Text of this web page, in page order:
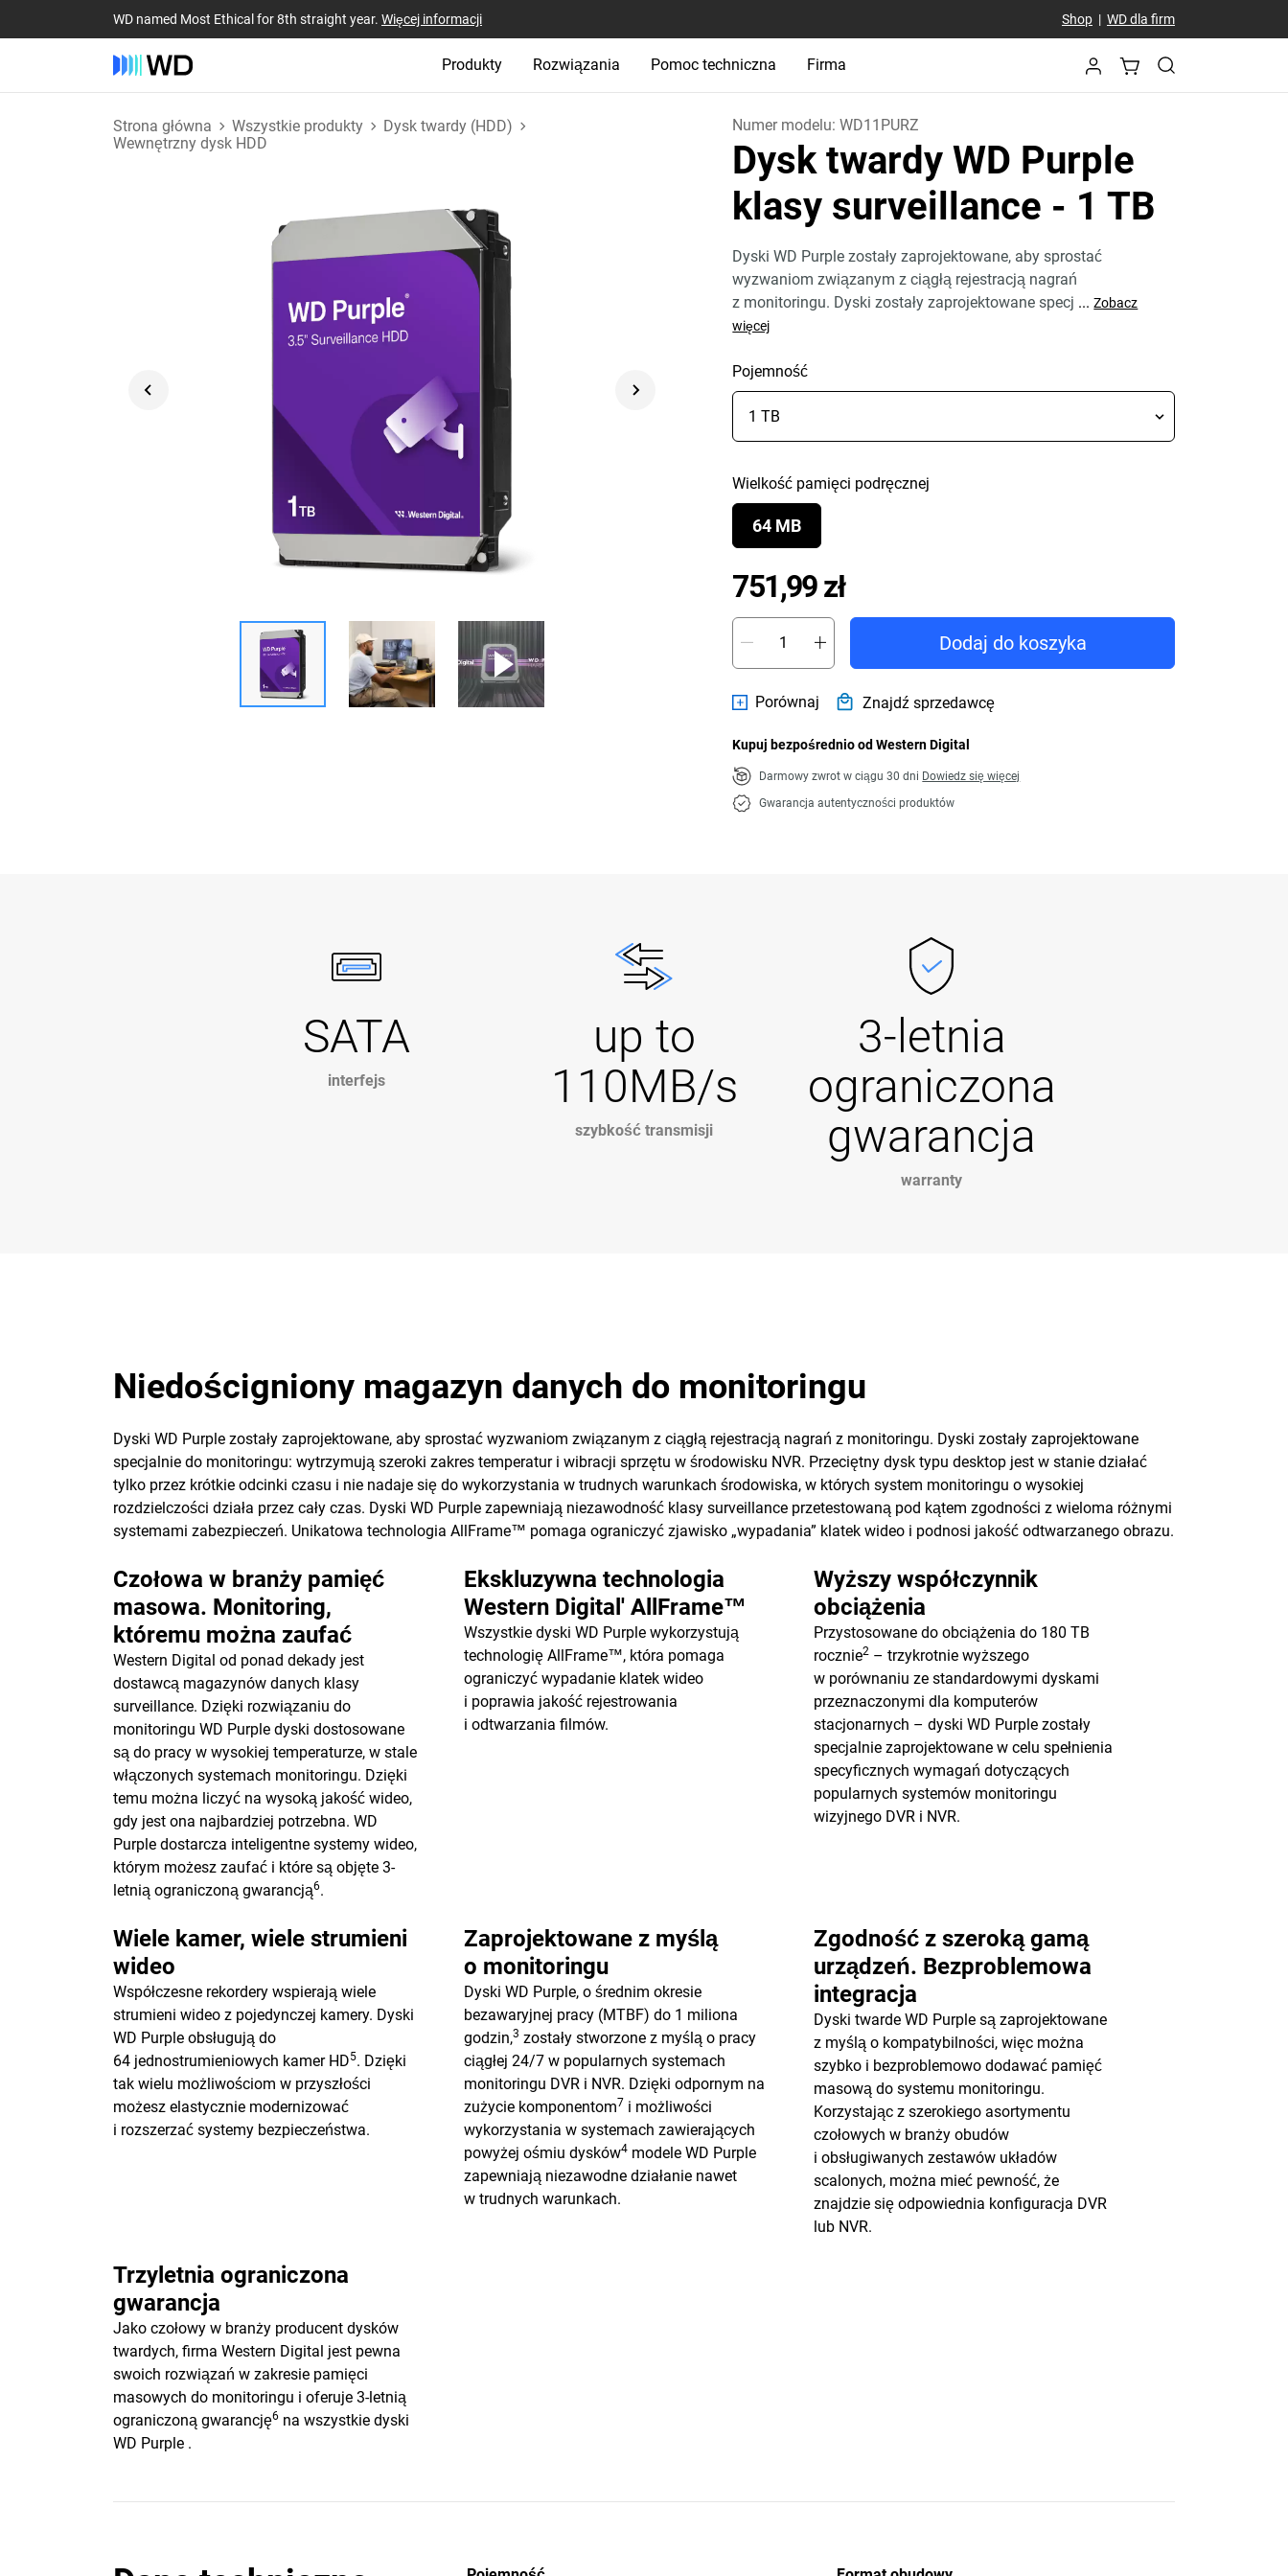
WD named Most Ethical for 8th straight year. Więcej informacji Shop| WD dla firm
Produkty Rozwiązania Pomoc techniczna Firma
Strona główna Wszystkie produkty
Dysk twardy (HDD)
Wewnętrzny dysk HDD
Numer modelu:WD11PURZ
Dysk twardy WD Purple
klasy surveillance - 1 TB
Dyski WD Purple zostały zaprojektowane, aby sprostać
wyzwaniom związanym z ciągłą rejestracją nagrań
z monitoringu. Dyski zostały zaprojektowane specj ... Zobacz
więcej
Pojemność
Wielkość pamięci podręcznej
64 MB
751,99 złPrice 751,99 zł
Dodaj do koszyka
Porównaj Znajdź sprzedawcę
Kupuj bezpośrednio od Western Digital
Darmowy zwrot w ciągu 30 dni Dowiedz się więcej
Gwarancja autentyczności produktów
SATA
interfejs
up to
110MB/s
szybkość transmisji
3-letnia
ograniczona
gwarancja
warranty
Niedościgniony magazyn danych do monitoringu
Dyski WD Purple zostały zaprojektowane, aby sprostać wyzwaniom związanym z ciągłą rejestracją nagrań z monitoringu. Dyski zostały zaprojektowane
specjalnie do monitoringu: wytrzymują szeroki zakres temperatur i wibracji sprzętu w środowisku NVR. Przeciętny dysk typu desktop jest w stanie działać
tylko przez krótkie odcinki czasu i nie nadaje się do wykorzystania w trudnych warunkach środowiska, w których system monitoringu o wysokiej
rozdzielczości działa przez cały czas. Dyski WD Purple zapewniają niezawodność klasy surveillance przetestowaną pod kątem zgodności z wieloma różnymi
systemami zabezpieczeń. Unikatowa technologia AllFrame™ pomaga ograniczyć zjawisko „wypadania” klatek wideo i podnosi jakość odtwarzanego obrazu.
Czołowa w branży pamięć
masowa. Monitoring,
któremu można zaufać
Western Digital od ponad dekady jest
dostawcą magazynów danych klasy
surveillance. Dzięki rozwiązaniu do
monitoringu WD Purple dyski dostosowane
są do pracy w wysokiej temperaturze, w stale
włączonych systemach monitoringu. Dzięki
temu można liczyć na wysoką jakość wideo,
gdy jest ona najbardziej potrzebna. WD
Purple dostarcza inteligentne systemy wideo,
którym możesz zaufać i które są objęte 3-
letnią ograniczoną gwarancją6.
Ekskluzywna technologia
Western Digital' AllFrame™
Wszystkie dyski WD Purple wykorzystują
technologię AllFrame™, która pomaga
ograniczyć wypadanie klatek wideo
i poprawia jakość rejestrowania
i odtwarzania filmów.
Wyższy współczynnik
obciążenia
Przystosowane do obciążenia do 180 TB
rocznie2 – trzykrotnie wyższego
w porównaniu ze standardowymi dyskami
przeznaczonymi dla komputerów
stacjonarnych – dyski WD Purple zostały
specjalnie zaprojektowane w celu spełnienia
specyficznych wymagań dotyczących
popularnych systemów monitoringu
wizyjnego DVR i NVR.
Wiele kamer, wiele strumieni
wideo
Współczesne rekordery wspierają wiele
strumieni wideo z pojedynczej kamery. Dyski
WD Purple obsługują do
64 jednostrumieniowych kamer HD5. Dzięki
tak wielu możliwościom w przyszłości
możesz elastycznie modernizować
i rozszerzać systemy bezpieczeństwa.
Zaprojektowane z myślą
o monitoringu
Dyski WD Purple, o średnim okresie
bezawaryjnej pracy (MTBF) do 1 miliona
godzin,3 zostały stworzone z myślą o pracy
ciągłej 24/7 w popularnych systemach
monitoringu DVR i NVR. Dzięki odpornym na
zużycie komponentom7 i możliwości
wykorzystania w systemach zawierających
powyżej ośmiu dysków4modele WD Purple
zapewniają niezawodne działanie nawet
w trudnych warunkach.
Zgodność z szeroką gamą
urządzeń. Bezproblemowa
integracja
Dyski twarde WD Purple są zaprojektowane
z myślą o kompatybilności, więc można
szybko i bezproblemowo dodawać pamięć
masową do systemu monitoringu.
Korzystając z szerokiego asortymentu
czołowych w branży obudów
i obsługiwanych zestawów układów
scalonych, można mieć pewność, że
znajdzie się odpowiednia konfiguracja DVR
lub NVR.
Trzyletnia ograniczona
gwarancja
Jako czołowy w branży producent dysków
twardych, firma Western Digital jest pewna
swoich rozwiązań w zakresie pamięci
masowych do monitoringu i oferuje 3-letnią
ograniczoną gwarancję6 na wszystkie dyski
WD Purple .